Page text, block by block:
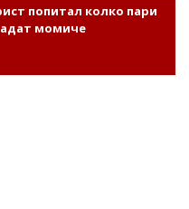
попитал колко пари
момиче